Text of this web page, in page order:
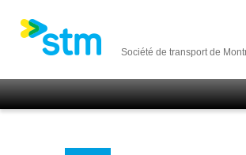
Société de transport de